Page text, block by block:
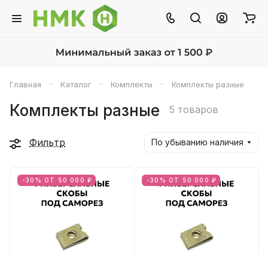
Главная – Каталог – Комплекты – Комплекты разные
Комплекты разные 5 товаров
Фильтр По убыванию наличия
-30% ОТ 50 000 ₽ -30% ОТ 50 000 ₽